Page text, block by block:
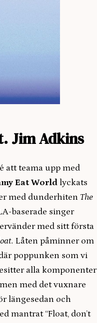
Jim Adkins
att teama upp med
Eat World lyckats
med dunderhiten The
baserade singer
med sitt första
Låten påminner om
poppunken som vi
alla
med det vuxnare
längesedan och
mantrat “Float, don’t